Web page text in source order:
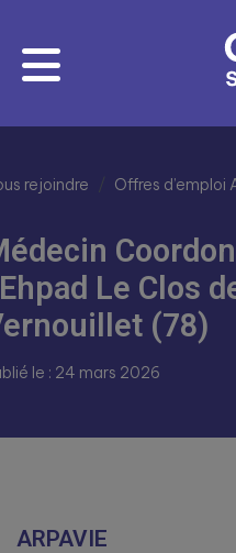
rejoindre Offres d’emploi
Le Clos
(78)
le : 24 mars 2026
ARPAVIE